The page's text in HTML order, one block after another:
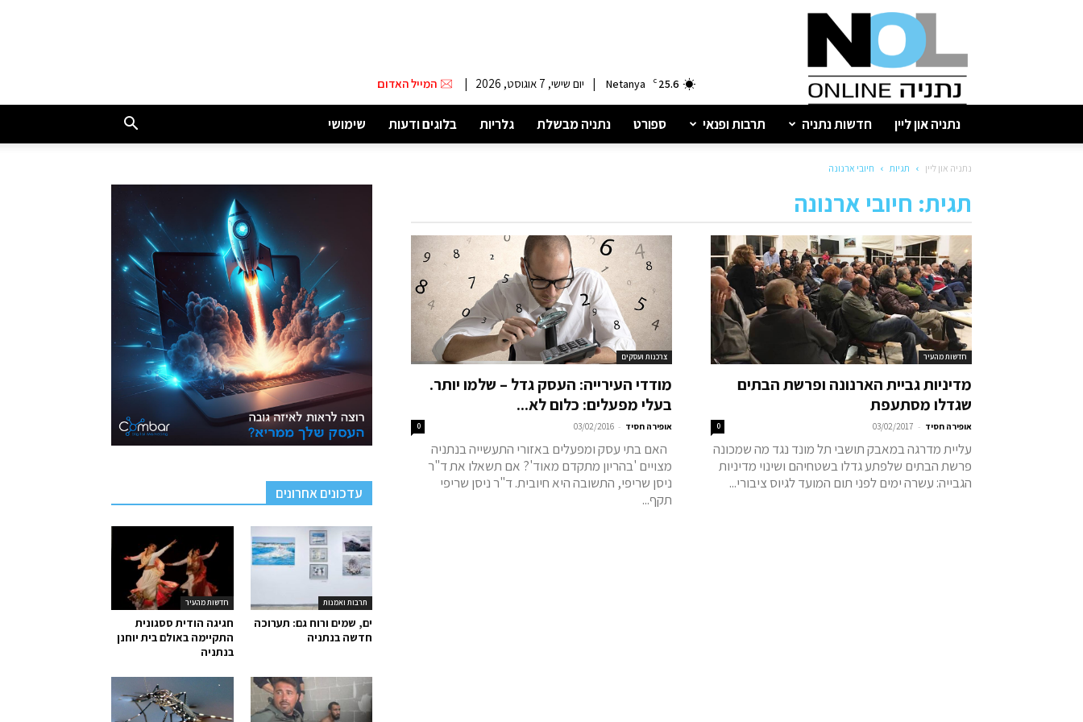
נתניה
25.6
C
Netanya
| יום שישי, 7 אוגוסט, 2026 | המייל האדום
נתניה און ליין חדשות נתניה תרבות ופנאי ספורט נתניה מבשלת גלריות בלוגים ודעות שימושי
נתניה און ליין תגיות חיובי ארנונה
תגית: חיובי ארנונה
חדשות מהעיר
מדיניות גביית הארנונה ופרשת הבתים
שגדלו מסתעפת
אופירה חסיד -
03/02/2017
0
עליית מדרגה במאבק תושבי תל מונד נגד מה שמכונה
פרשת הבתים שלפתע גדלו בשטחיהם ושינוי מדיניות
הגבייה: עשרה ימים לפני תום המועד לגיוס ציבורי...
צרכנות ועסקים
מודדי העירייה: העסק גדל – שלמו יותר.
בעלי מפעלים: כלום לא...
אופירה חסיד -
03/02/2016
0
האם בתי עסק ומפעלים באזורי התעשייה בנתניה
מצויים 'בהריון מתקדם מאוד'? אם תשאלו את ד"ר
ניסן שריפי, התשובה היא חיובית. ד"ר ניסן שריפי
תקף...
עדכונים אחרונים
חדשות מהעיר
חגיגה הודית ססגונית
התקיימה באולם בית יוחנן
בנתניה
תרבות ואמנות
ים, שמים ורוח גם: תערוכה
חדשה בנתניה